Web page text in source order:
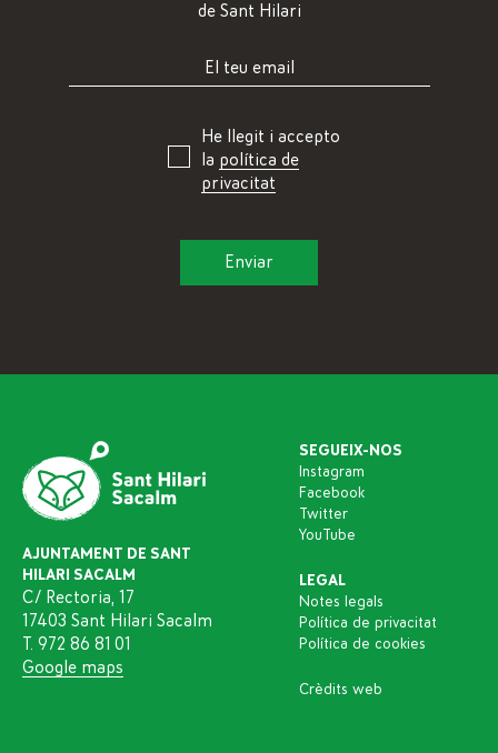
de Sant Hilari
He llegit i accepto
la política de
privacitat
AJUNTAMENT DE SANT
HILARI SACALM
C/ Rectoria, 17
17403 Sant Hilari Sacalm
T. 972 86 81 01
Google maps
SEGUEIX-NOS
Instagram
Facebook
Twitter
YouTube
LEGAL
Notes legals
Política de privacitat
Política de cookies
Crèdits web